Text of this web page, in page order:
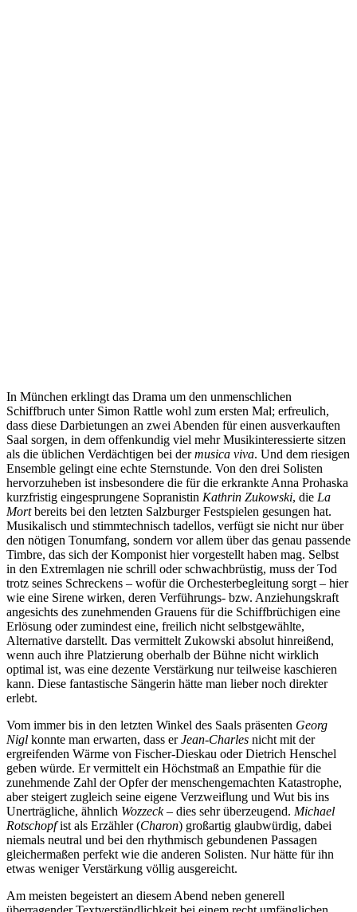
In München erklingt das Drama um den unmenschlichen
Schiffbruch unter Simon Rattle wohl zum ersten Mal; erfreulich,
dass diese Darbietungen an zwei Abenden für einen ausverkauften
Saal sorgen, in dem offenkundig viel mehr Musikinteressierte sitzen
als die üblichen Verdächtigen bei dermusica viva. Und dem riesigen
Ensemble gelingt eine echte Sternstunde. Von den drei Solisten
hervorzuheben ist insbesondere die für die erkrankte Anna Prohaska
kurzfristig eingesprungene Sopranistin Kathrin Zukowski, die La
Mortbereits bei den letzten Salzburger Festspielen gesungen hat.
Musikalisch und stimmtechnisch tadellos, verfügt sie nicht nur über
den nötigen Tonumfang, sondern vor allem über das genau passende
Timbre, das sich der Komponist hier vorgestellt haben mag. Selbst
in den Extremlagen nie schrill oder schwachbrüstig, muss der Tod
trotz seines Schreckens ‒ wofür die Orchesterbegleitung sorgt ‒ hier
wie eine Sirene wirken, deren Verführungs- bzw. Anziehungskraft
angesichts des zunehmenden Grauens für die Schiffbrüchigen eine
Erlösung oder zumindest eine, freilich nicht selbstgewählte,
Alternative darstellt. Das vermittelt Zukowski absolut hinreißend,
wenn auch ihre Platzierung oberhalb der Bühne nicht wirklich
optimal ist, was eine dezente Verstärkung nur teilweise kaschieren
kann. Diese fantastische Sängerin hätte man lieber noch direkter
erlebt.
Vom immer bis in den letzten Winkel des Saals präsenten Georg
Nigl konnte man erwarten, dass erJean-Charles nicht mit der
ergreifenden Wärme von Fischer-Dieskau oder Dietrich Henschel
geben würde. Er vermittelt ein Höchstmaß an Empathie für die
zunehmende Zahl der Opfer der menschengemachten Katastrophe,
aber steigert zugleich seine eigene Verzweiflung und Wut bis ins
Unerträgliche, ähnlich Wozzeck‒ dies sehr überzeugend. Michael
Rotschopfist als Erzähler (Charon) großartig glaubwürdig, dabei
niemals neutral und bei den rhythmisch gebundenen Passagen
gleichermaßen perfekt wie die anderen Solisten. Nur hätte für ihn
etwas weniger Verstärkung völlig ausgereicht.
Am meisten begeistert an diesem Abend neben generell